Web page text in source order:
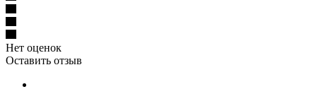
Нет оценок
Оставить отзыв